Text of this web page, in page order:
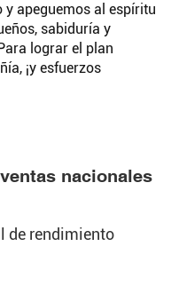
apeguemos al espíritu
sabiduría y
lograr el plan
¡y esfuerzos
nacionales
de rendimiento